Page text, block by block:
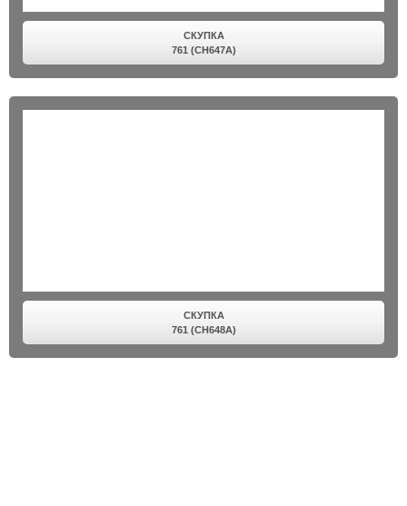
СКУПКА
761 (CH647A)
СКУПКА
761 (CH648A)